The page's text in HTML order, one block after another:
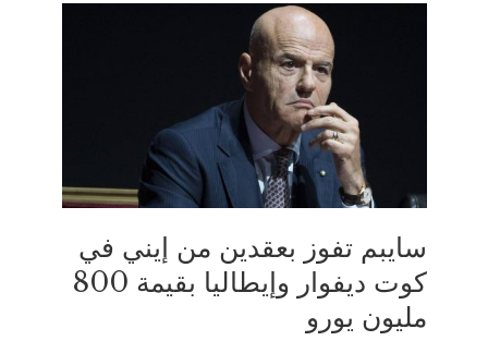
سايبم تفوز بعقدين من إيني في
كوت ديفوار وإيطاليا بقيمة 800
مليون يورو